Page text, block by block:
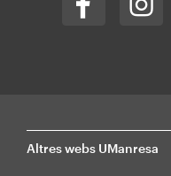
Altres webs UManresa